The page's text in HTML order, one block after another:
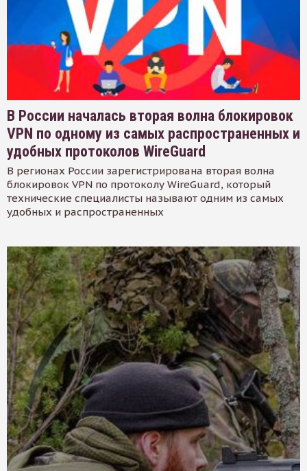
В России началась вторая волна блокировок
VPN по одному из самых распространенных и
удобных протоколов WireGuard
В регионах России зарегистрирована вторая волна
блокировок VPN по протоколу WireGuard, который
технические специалисты называют одним из самых
удобных и распространенных